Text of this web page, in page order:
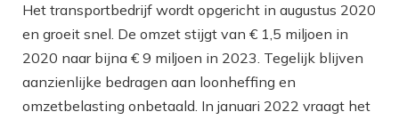
Het transportbedrijf wordt opgericht in augustus 2020
en groeit snel. De omzet stijgt van € 1,5 miljoen in
2020 naar bijna € 9 miljoen in 2023. Tegelijk blijven
aanzienlijke bedragen aan loonheffing en
omzetbelasting onbetaald. In januari 2022 vraagt het